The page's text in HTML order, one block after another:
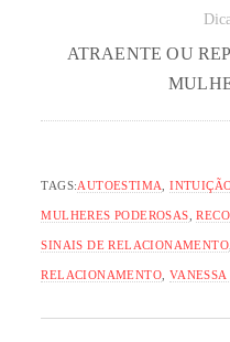
ATRAENTE OU
TAGS:AUTOESTIMA ,
MULHERES PODEROSAS ,
SINAIS DE RELACIONAMENTO
RELACIONAMENTO